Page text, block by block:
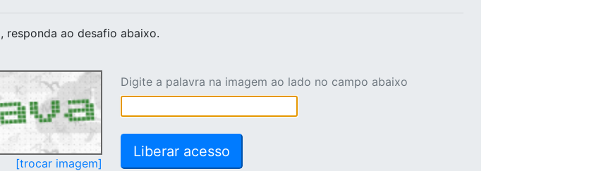
, responda ao desafio abaixo.
[trocar imagem]
Digite a palavra na imagem ao lado no campo abaixo